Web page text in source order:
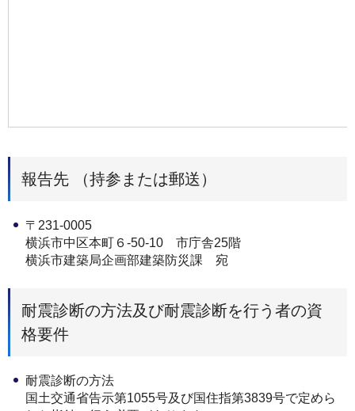
報告先 （持参または郵送）
〒231-0005
横浜市中区本町６-50-10 市庁舎25階
横浜市建築局企画部建築防災課 宛
耐震診断の方法及び耐震診断を行う者の資
格要件
耐震診断の方法
国土交通省告示第1055号及び国住指第3839号で定めら